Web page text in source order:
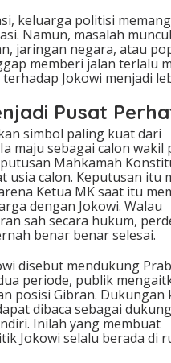
keluarga politisi
Namun, masalah
jaringan negara, atau
memberi jalan terlalu
Jokowi menjadi
Pusat
simbol paling kuat dari
maju sebagai calon wakil
Mahkamah
usia calon. Keputusan itu
Ketua MK saat itu
dengan Jokowi. Walau
sah secara hukum,
benar benar selesai.
disebut mendukung
periode, publik
posisi Gibran. Dukungan
dibaca sebagai
Inilah yang membuat
Jokowi selalu berada di